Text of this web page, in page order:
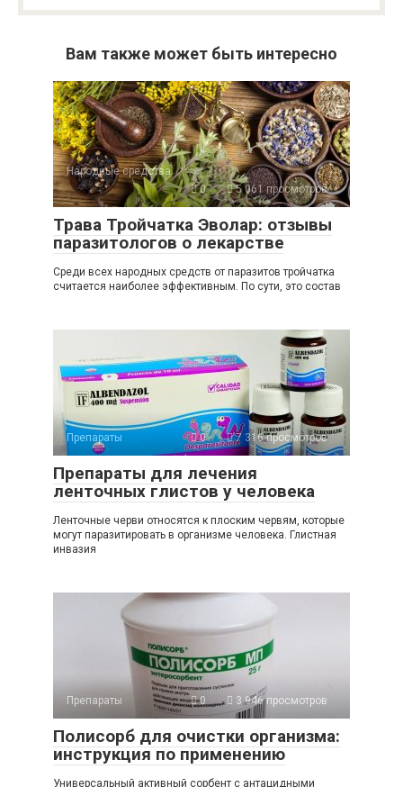
Вам также может быть интересно
Народные средства
0
5 061 просмотров
Трава Тройчатка Эволар: отзывы
паразитологов о лекарстве
Среди всех народных средств от паразитов тройчатка
считается наиболее эффективным. По сути, это состав
Препараты 0 7 316 просмотров
Препараты для лечения
ленточных глистов у человека
Ленточные черви относятся к плоским червям, которые
могут паразитировать в организме человека. Глистная
инвазия
Препараты 0 3 946 просмотров
Полисорб для очистки организма:
инструкция по применению
Универсальный активный сорбент с антацидными